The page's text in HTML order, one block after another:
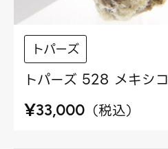
トパーズ
トパーズ 528 メキシコ
¥33,000 （税込）